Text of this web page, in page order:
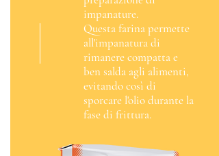
impanature.
Questa farina permette
all'impanatura di
rimanere compatta e
ben salda agli alimenti,
evitando così di
sporcare l'olio durante la
fase di frittura.